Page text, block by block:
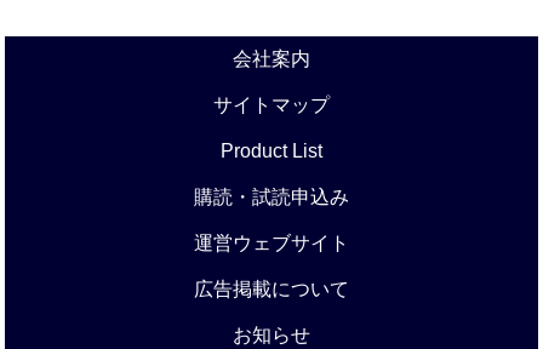
会社案内
サイトマップ
Product List
購読・試読申込み
運営ウェブサイト
広告掲載について
お知らせ